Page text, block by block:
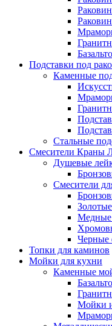
Подставки под
Каменные
Стальные
Смесители Краны
Душевые
Смесители
Медные
Черные
Топки для каминов
Мойки для кухни
Каменные
Мойки